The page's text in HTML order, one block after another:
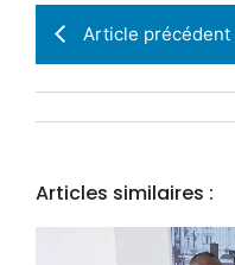
Article précédent
Articles similaires :